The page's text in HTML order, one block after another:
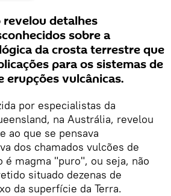
detalhes
sobre a
da crosta terrestre que
para os sistemas de
erupções vulcânicas.
por especialistas da
na Austrália, revelou
ao que se pensava
dos chamados vulcões de
é magma "puro", ou seja, não
situado dezenas de
da superfície da Terra.